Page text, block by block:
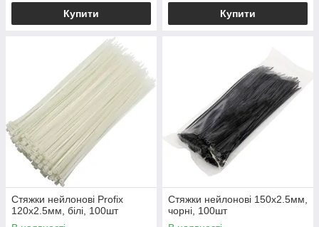
Купити Купити
Стяжки нейлонові Profix
120х2.5мм, білі, 100шт
Стяжки нейлонові 150х2.5мм,
чорні, 100шт